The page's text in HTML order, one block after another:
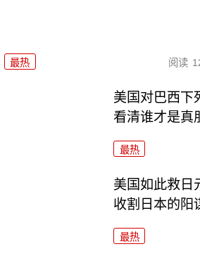
最热 阅读
美国对巴西下
看清谁才是真
最热
美国如此救日
收割日本的阳
最热